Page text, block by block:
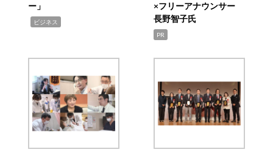
ー」
ビジネス
×フリーアナウンサー
長野智子氏
PR